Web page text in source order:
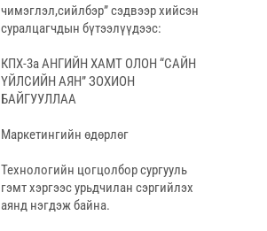
чимэглэл,сийлбэр” сэдвээр хийсэн
суралцагчдын бүтээлүүдээс:
КПХ-3а АНГИЙН ХАМТ ОЛОН “САЙН
ҮЙЛСИЙН АЯН” ЗОХИОН
БАЙГУУЛЛАА
Маркетингийн өдөрлөг
Технологийн цогцолбор сургууль
гэмт хэргээс урьдчилан сэргийлэх
аянд нэгдэж байна.